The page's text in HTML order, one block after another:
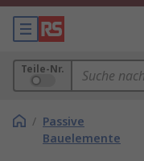
Teile-Nr.
/ Passive
Bauelemente